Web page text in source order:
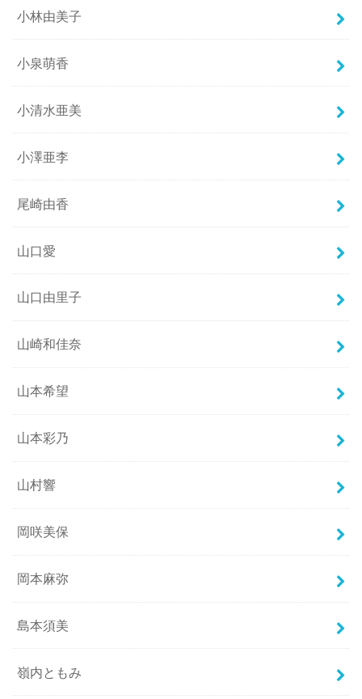
小林由美子
小泉萌香
小清水亜美
小澤亜李
尾崎由香
山口愛
山口由里子
山崎和佳奈
山本希望
山本彩乃
山村響
岡咲美保
岡本麻弥
島本須美
嶺内ともみ